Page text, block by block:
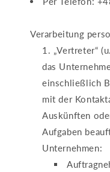
Verarbeitung
„Vertreter“
das
einschließlich
mit der
Auskünften
Aufgaben
Unternehmen: